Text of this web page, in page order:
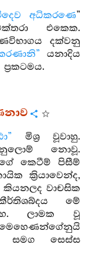
අධිකරණෙ”
එකෙක.
දක්වනු
යනාදිය
මිශ්‍ර වූවාහු.
නොවූ.
කෙටීම් පිසීම්
ක්‍රියාවෙන්ද,
වාචසික
මේ
ලාමක වූ
සමග සෙස්ස